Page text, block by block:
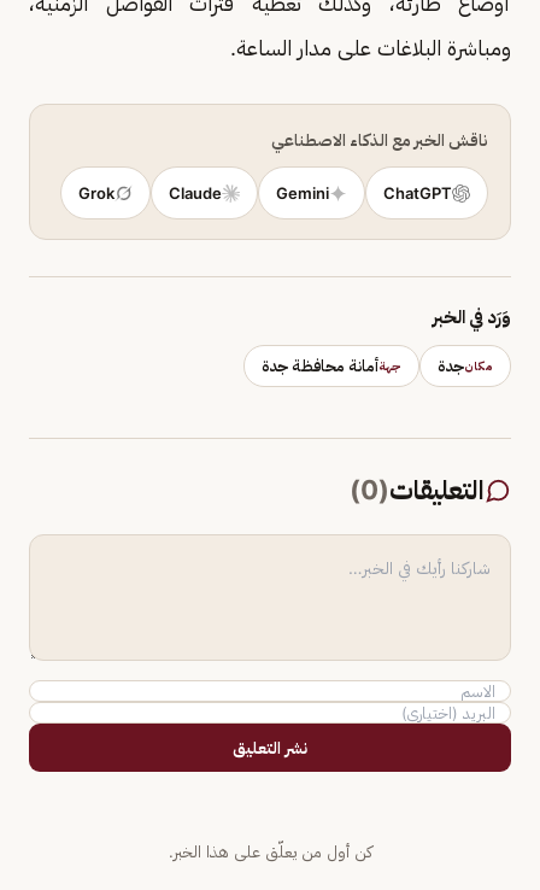
ومباشرة البلاغات على مدار الساعة.
ناقش الخبر مع الذكاء الاصطناعي
ChatGPT
Gemini
Claude
Grok
وَرَد في الخبر
مكانجدة جهةأمانة محافظة جدة
التعليقات(
0
)
نشر التعليق
كن أول من يعلّق على هذا الخبر.